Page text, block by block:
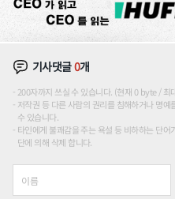
기사댓글0개
200자까지 쓰실 수 있습니다. (현재 0 byte / 최
저작권 등 다른 사람의 권리를 침해하거나 명
수 있습니다.
타인에게 불쾌감을 주는 욕설 등 비하하는 단
단에 의해 삭제 합니다.